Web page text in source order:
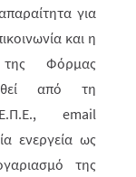
για
και η
Φόρμας
από τη
email
ενεργεία ως
της